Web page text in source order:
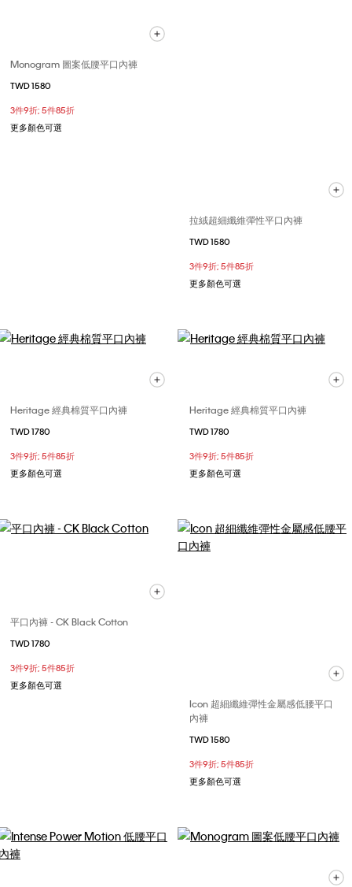
Monogram 圖案低腰平口內褲
TWD 1580
3件9折; 5件85折
更多顏色可選
拉絨超細纖維彈性平口內褲
TWD 1580
3件9折; 5件85折
更多顏色可選
Heritage 經典棉質平口內褲
TWD 1780
3件9折; 5件85折
更多顏色可選
Heritage 經典棉質平口內褲
TWD 1780
3件9折; 5件85折
更多顏色可選
平口內褲 - CK Black Cotton
TWD 1780
3件9折; 5件85折
更多顏色可選
Icon 超細纖維彈性金屬感低腰平口
內褲
TWD 1580
3件9折; 5件85折
更多顏色可選